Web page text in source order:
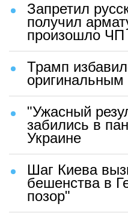
Запретил
получил
произошло ЧП
Трамп
оригинальным
"Ужасный
забились в
Украине
Шаг Киева
бешенства в
позор"